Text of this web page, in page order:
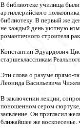
В библиотеке училища
артиллерийского
библиотеку. В первый же
не каждый день уютную
романтичного строителя
Константин Эдуардович
старшеклассникам
Эти слова о разуме прямо-
Леонида Васильевича
В заключении лекции,
поношенном сером сюртуке,
заявление. Он пригласил
ближайшее же воскресенье,